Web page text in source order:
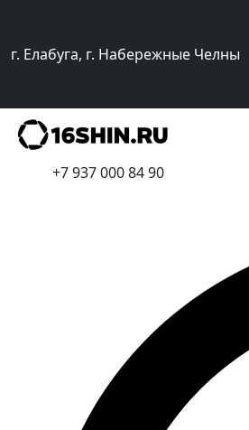
г. Елабуга, г. Набережные Челны
+7 937 000 84 90